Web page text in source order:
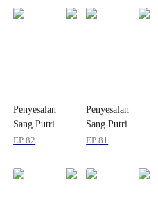
Penyesalan
Sang Putri
Angkat
EP82
Penyesalan
Sang Putri
Angkat
EP81